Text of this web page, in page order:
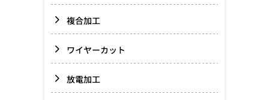
複合加工
ワイヤーカット
放電加工